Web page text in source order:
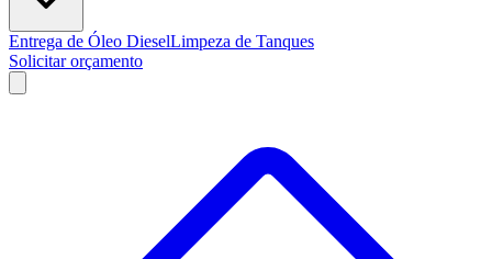
Entrega de Óleo DieselLimpeza de Tanques
Solicitar orçamento